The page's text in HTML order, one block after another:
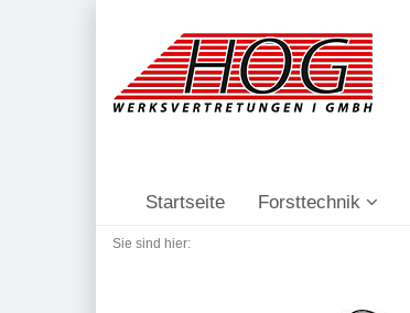
Startseite Forsttechnik
Sie sind hier: